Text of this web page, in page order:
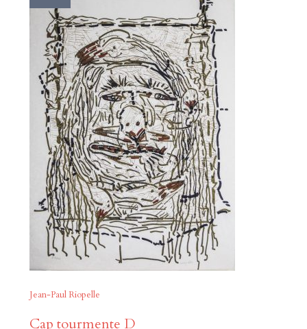
Jean-Paul Riopelle
Cap tourmente D